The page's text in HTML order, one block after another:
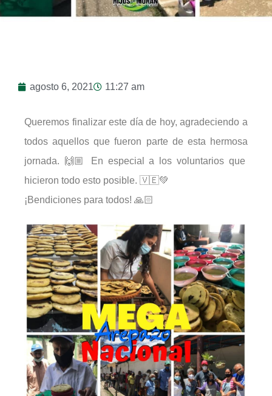
agosto 6, 2021 11:27 am
Queremos finalizar este día de hoy, agradeciendo a
todos aquellos que fueron parte de esta hermosa
jornada. 🙌🏼 En especial a los voluntarios que
hicieron todo esto posible. 🇻🇪💚
¡Bendiciones para todos! 🙏🏻